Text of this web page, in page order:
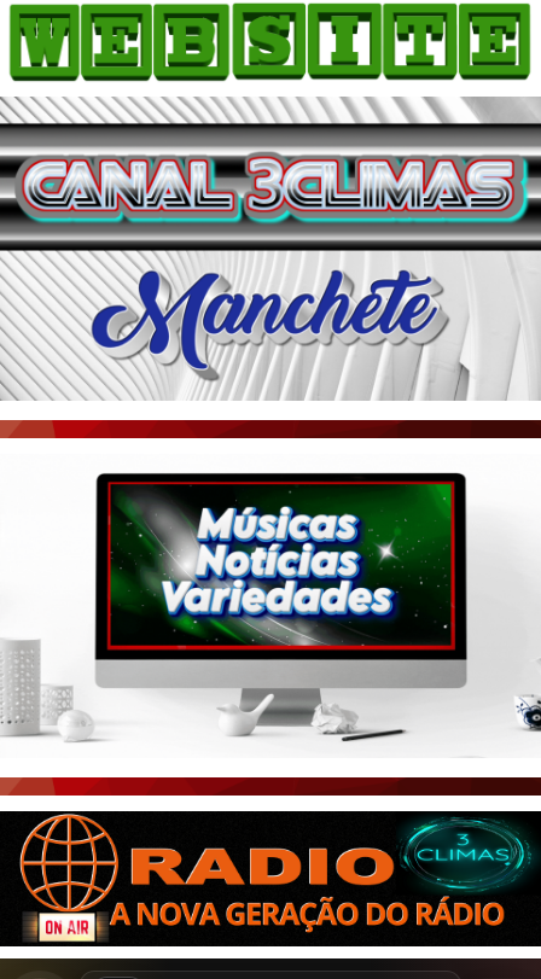
HOME
COMO ANUNCIAR
JORNAIS DO BRASIL
PODCAST/NOTÍCIAS
AS NOTÍCIAS DO DIA
ACONTECEU...VIROU MANCHETE!
BLOGS & COLUNAS
AGÊNCIA DE NOTÍCIAS
CNN BRASIL
PORTAL CEARÁ
ÚLTIMAS POSTAGENS
BOAS NOTÍCIAS...VIRAM MANCHETE!
CEARÁ BRASIL NOTÍCIAS
CEARÁ BRASIL MUNDO 1
BRASIL DE FATO
NOTÍCIAS GERAIS